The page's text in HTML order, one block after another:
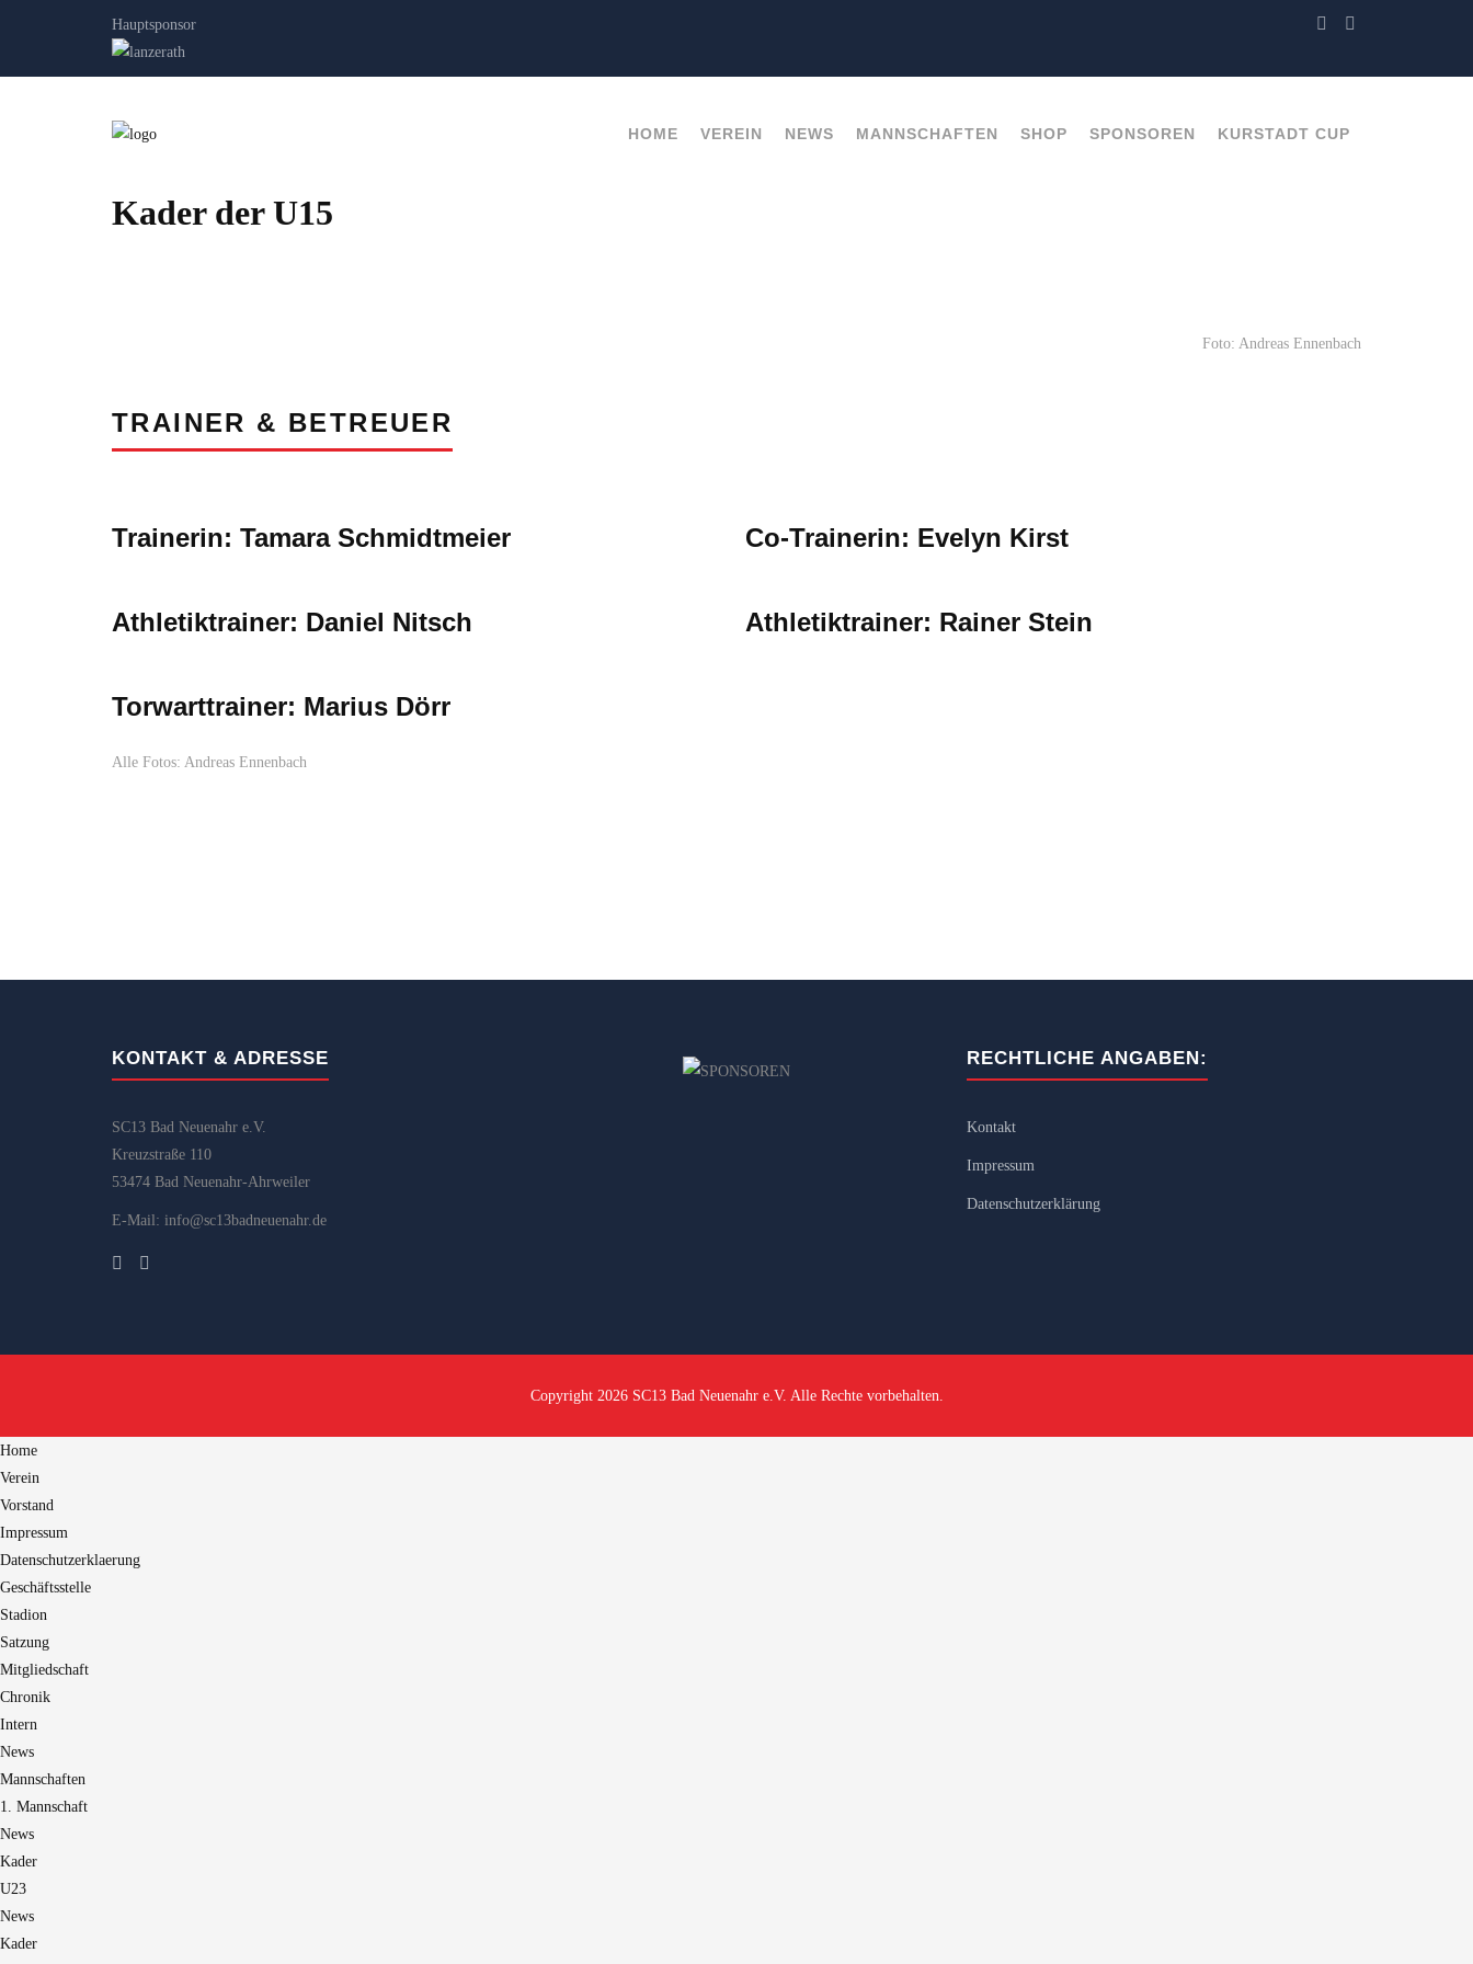
Hauptsponsor
HOME VEREIN NEWS MANNSCHAFTEN SHOP SPONSOREN KURSTADT CUP
Kader der U15
Foto: Andreas Ennenbach
TRAINER & BETREUER
Trainerin: Tamara Schmidtmeier Co-Trainerin: Evelyn Kirst
Athletiktrainer: Daniel Nitsch Athletiktrainer: Rainer Stein
Torwarttrainer: Marius Dörr
Alle Fotos: Andreas Ennenbach
KONTAKT & ADRESSE
SC13 Bad Neuenahr e.V.
Kreuzstraße 110
53474 Bad Neuenahr-Ahrweiler
E-Mail: info@sc13badneuenahr.de
RECHTLICHE ANGABEN:
Kontakt
Impressum
Datenschutzerklärung
Copyright 2026 SC13 Bad Neuenahr e.V. Alle Rechte vorbehalten.
Home
Verein
Vorstand
Impressum
Datenschutzerklaerung
Geschäftsstelle
Stadion
Satzung
Mitgliedschaft
Chronik
Intern
News
Mannschaften
1. Mannschaft
News
Kader
U23
News
Kader